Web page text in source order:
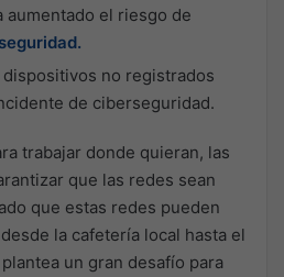
aumentado el riesgo de
no registrados
de ciberseguridad.
trabajar donde quieran, las
que las redes sean
que estas redes pueden
la cafetería local hasta el
un gran desafío para